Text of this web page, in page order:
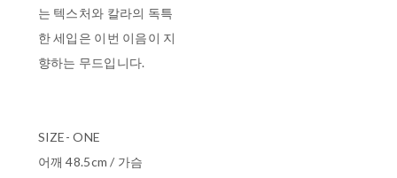
는 텍스처와 칼라의 독특
한 세입은 이번 이음이 지
향하는 무드입니다.
SIZE- ONE
어깨 48.5cm / 가슴